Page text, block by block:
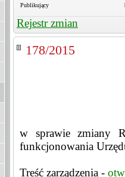
Publikujący
Rejestr zmian
178/2015
w sprawie zmiany
funkcjonowania
Treść zarządzenia -